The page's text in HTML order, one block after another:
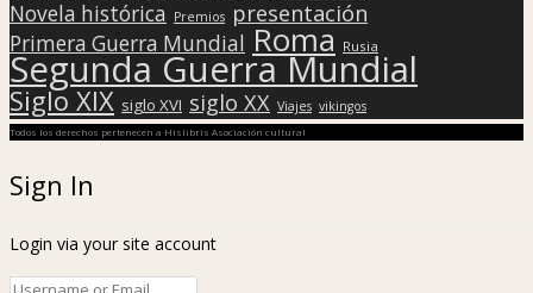
Novela histórica Premios presentación
Primera Guerra Mundial Roma Rusia
Segunda Guerra Mundial
Siglo XIX siglo XVI siglo XX Viajes vikingos
Todos los derechos pertenecen a Hislibris Asociación cultural
Sign In
Login via your site account